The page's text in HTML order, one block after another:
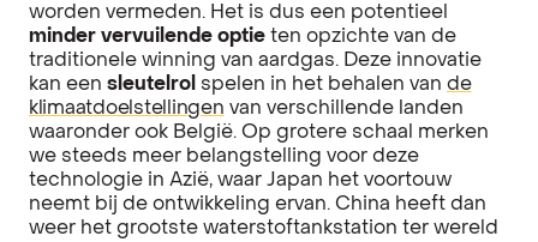
worden vermeden. Het is dus een potentieel
minder vervuilende optie ten opzichte van de
traditionele winning van aardgas. Deze innovatie
kan een sleutelrol spelen in het behalen van de
klimaatdoelstellingen van verschillende landen
waaronder ook België. Op grotere schaal merken
we steeds meer belangstelling voor deze
technologie in Azië, waar Japan het voortouw
neemt bij de ontwikkeling ervan. China heeft dan
weer het grootste waterstoftankstation ter wereld